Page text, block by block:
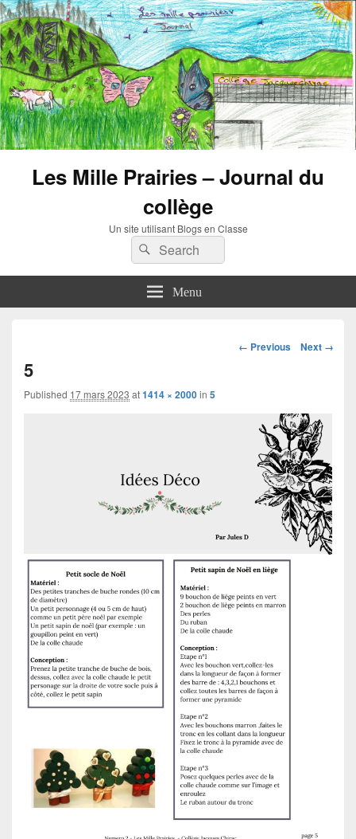
Les Mille Prairies – Journal du
collège
Un site utilisant Blogs en Classe
Search
for:
Search
Menu
Image
← Previous Next →
5
Published 17 mars 2023 at1414 × 2000in 5